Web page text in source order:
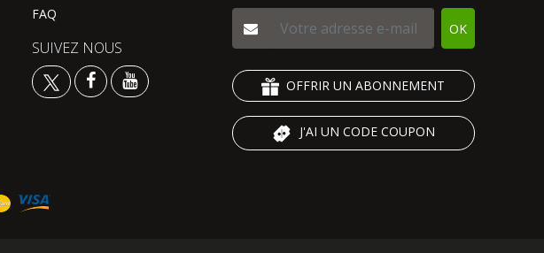
FAQ
SUIVEZ NOUS
OK
OFFRIR UN ABONNEMENT
J'AI UN CODE COUPON